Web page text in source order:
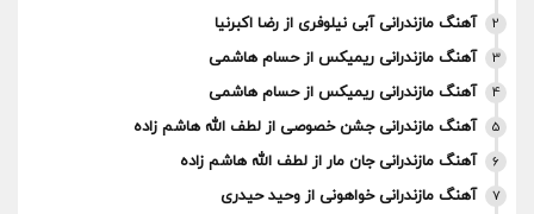
2 آهنگ مازندرانی آبی نیلوفری از رضا اکبرنیا
3 آهنگ مازندرانی ریمیکس از حسام هاشمی
4 آهنگ مازندرانی ریمیکس از حسام هاشمی
5 آهنگ مازندرانی جشن خصوصی از لطف الله هاشم زاده
6 آهنگ مازندرانی جان مار از لطف الله هاشم زاده
7 آهنگ مازندرانی خواهونی از وحید حیدری